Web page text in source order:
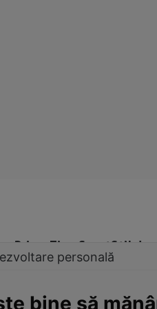
Prime Time SportStil de
personală
bine să